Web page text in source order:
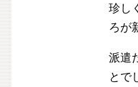
珍し
ろが
派遣
とで